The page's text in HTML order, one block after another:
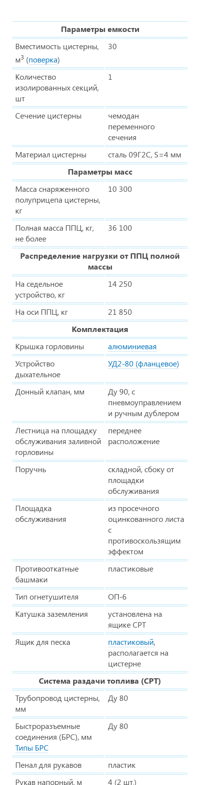
Параметры емкости
Вместимость цистерны,
м3 (поверка)
30
Количество
изолированных секций,
шт
1
Сечение цистерны
чемодан
переменного
сечения
Материал цистерны
сталь 09Г2С, S=4 мм
Параметры масс
Масса снаряженного
полуприцепа цистерны,
кг
10 300
Полная масса ППЦ, кг,
не более
36 100
Распределение нагрузки от ППЦ полной
массы
На седельное
устройство, кг
14 250
На оси ППЦ, кг
21 850
Комплектация
Крышка горловины
алюминиевая
Устройство
дыхательное
УД2-80 (фланцевое)
Донный клапан, мм
Ду 90, с
пневмоуправлением
и ручным дублером
Лестница на площадку
обслуживания заливной
горловины
переднее
расположение
Поручнь
складной, сбоку от
площадки
обслуживания
Площадка
обслуживания
из просечного
оцинкованного листа
с
противоскользящим
эффектом
Противооткатные
башмаки
пластиковые
Тип огнетушителя
ОП-6
Катушка заземления
установлена на
ящике СРТ
Ящик для песка
пластиковый,
располагается на
цистерне
Система раздачи топлива (СРТ)
Трубопровод цистерны,
мм
Ду 80
Быстроразъемные
соединения (БРС), мм
Типы БРС
Ду 80
Пенал для рукавов
пластик
Рукав напорный, м
4 (2 шт.)